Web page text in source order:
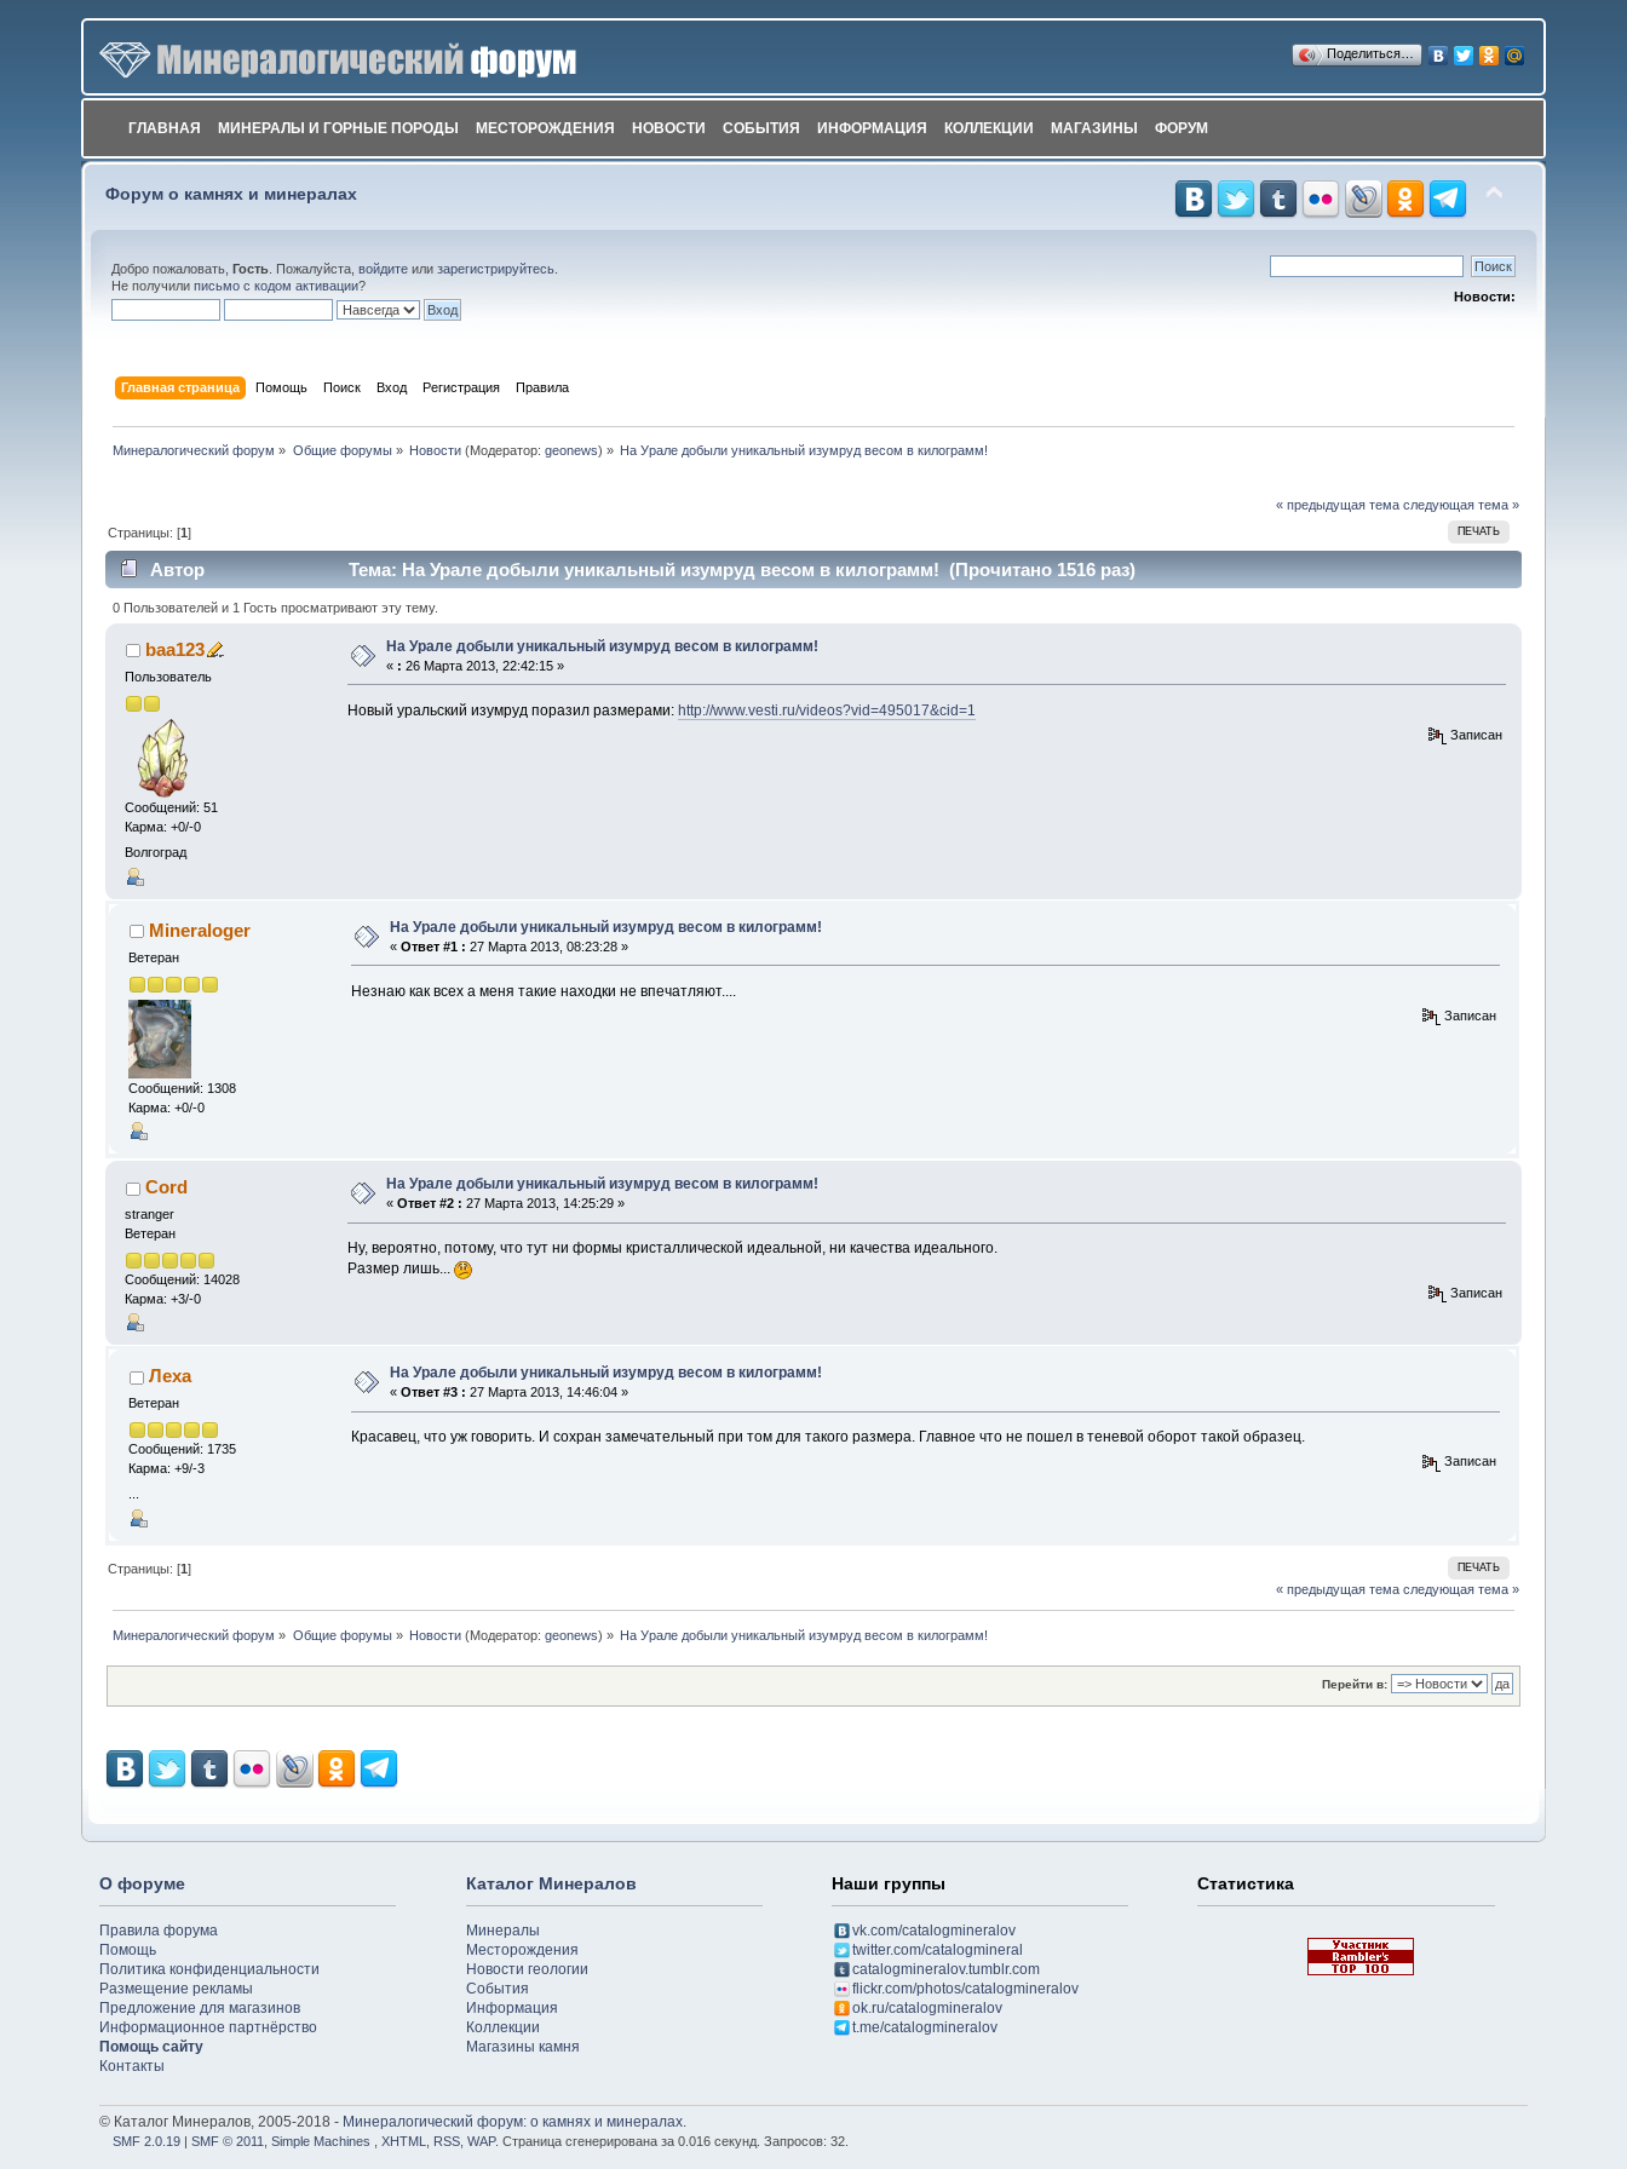
Поделиться…
ГЛАВНАЯ МИНЕРАЛЫ И ГОРНЫЕ ПОРОДЫ МЕСТОРОЖДЕНИЯ НОВОСТИ СОБЫТИЯ ИНФОРМАЦИЯ КОЛЛЕКЦИИ МАГАЗИНЫ ФОРУМ
Форум о камнях и минералах
Добро пожаловать,Гость . Пожалуйста,войдите илизарегистрируйтесь
Не получилиписьмо с кодом активации?
Новости:
Главная страница Помощь Поиск Вход Регистрация Правила
Минералогический форум » Общие форумы» Новости (Модератор:geonews) » На Урале добыли уникальный изумруд весом в килограмм!
« предыдущая тема следующая тема »
ПЕЧАТЬ
Страницы: [1]
Автор Тема: На Урале добыли уникальный изумруд весом в килограмм! (Прочитано 1516 раз)
0 Пользователей и 1 Гость просматривают эту тему.
baa123
Пользователь
Сообщений: 51
Карма: +0/-0
Волгоград
На Урале добыли уникальный изумруд весом в килограмм!
« : 26 Марта 2013, 22:42:15 »
Новый уральский изумруд поразил размерами: http://www.vesti.ru/videos?vid=495017&cid=1
Записан
Mineraloger
Ветеран
Сообщений: 1308
Карма: +0/-0
На Урале добыли уникальный изумруд весом в килограмм!
«Ответ #1 : 27 Марта 2013, 08:23:28 »
Незнаю как всех а меня такие находки не впечатляют....
Записан
Cord
stranger
Ветеран
Сообщений: 14028
Карма: +3/-0
На Урале добыли уникальный изумруд весом в килограмм!
«Ответ #2 : 27 Марта 2013, 14:25:29 »
Ну, вероятно, потому, что тут ни формы кристаллической идеальной, ни качества идеального.
Размер лишь...
Записан
Леха
Ветеран
Сообщений: 1735
Карма: +9/-3
...
На Урале добыли уникальный изумруд весом в килограмм!
«Ответ #3 : 27 Марта 2013, 14:46:04 »
Красавец, что уж говорить. И сохран замечательный при том для такого размера. Главное что не пошел в теневой оборот такой образец.
Записан
ПЕЧАТЬ
Страницы: [1]
« предыдущая тема следующая тема »
Минералогический форум » Общие форумы» Новости (Модератор:geonews) » На Урале добыли уникальный изумруд весом в килограмм!
Перейти в:
О форуме
Правила форума
Помощь
Политика конфиденциальности
Размещение рекламы
Предложение для магазинов
Информационное партнёрство
Помощь сайту
Контакты
Каталог Минералов
Минералы
Месторождения
Новости геологии
События
Информация
Коллекции
Магазины камня
Наши группы
vk.com/catalogmineralov
twitter.com/catalogmineral
catalogmineralov.tumblr.com
flickr.com/photos/catalogmineralov
ok.ru/catalogmineralov
t.me/catalogmineralov
Статистика
© Каталог Минералов, 2005-2018 - Минералогический форум: о камнях и минералах
SMF 2.0.19 |SMF © 2011 ,Simple Machines ,XHTML RSS ,WAP. Страница сгенерирована за 0.016 секунд. Запросов: 32.